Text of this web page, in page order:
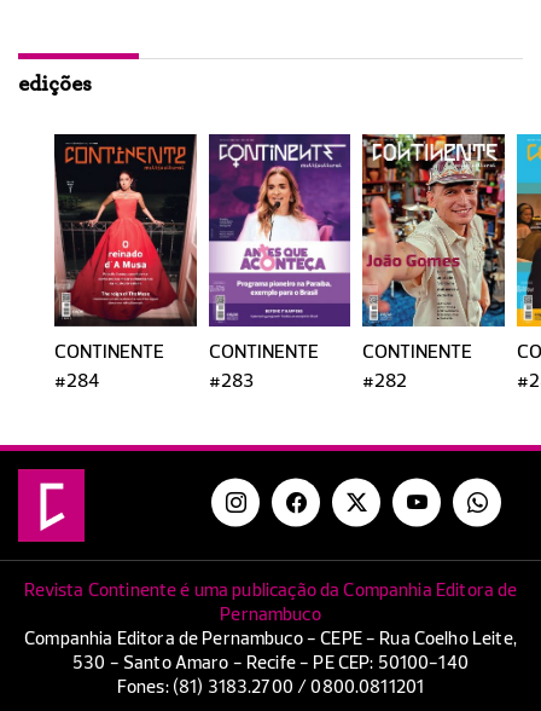
edições
CONTINENTE
#284
CONTINENTE
#283
CONTINENTE
#282
Revista Continente é uma publicação da Companhia Editora de
Pernambuco
Companhia Editora de Pernambuco - CEPE - Rua Coelho Leite,
530 - Santo Amaro - Recife - PE CEP: 50100-140
Fones: (81) 3183.2700 / 0800.0811201